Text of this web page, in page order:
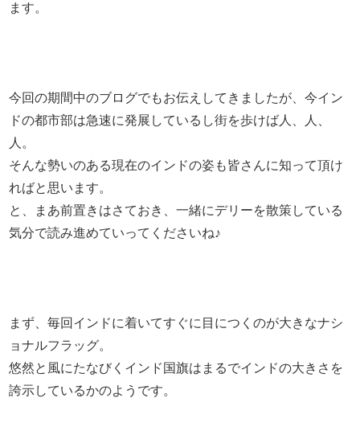
ます。
今回の期間中のブログでもお伝えしてきましたが、今イン
ドの都市部は急速に発展しているし街を歩けば人、人、
人。
そんな勢いのある現在のインドの姿も皆さんに知って頂け
ればと思います。
と、まあ前置きはさておき、一緒にデリーを散策している
気分で読み進めていってくださいね♪
まず、毎回インドに着いてすぐに目につくのが大きなナシ
ョナルフラッグ。
悠然と風にたなびくインド国旗はまるでインドの大きさを
誇示しているかのようです。